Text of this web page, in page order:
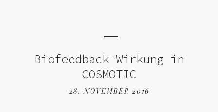
Biofeedback-Wirkung in
COSMOTIC
28. NOVEMBER 2016